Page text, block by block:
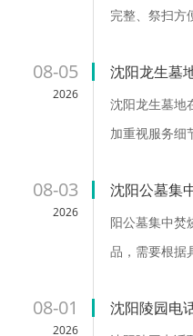
全！沈阳龙生人文纪念园全
格表、沈阳墓地价格一览表
十佳墓园排行前十名、沈阳
完整、祭扫方
传统文化、希
扫的家庭来说
选择。...
08-05
2026
沈阳龙生墓地
加重视服务细
与墓园及制作
做好整体规划
08-03
2026
阳公墓集中焚
品，需要根据
方式，保障祭
08-01
2026
沈阳陵园电